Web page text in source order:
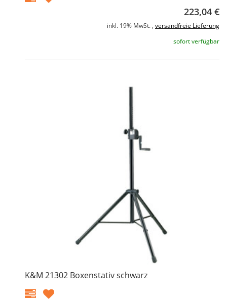
223,04 €
inkl. 19% MwSt. , versandfreie Lieferung
sofort verfügbar
K&M 21302 Boxenstativ schwarz